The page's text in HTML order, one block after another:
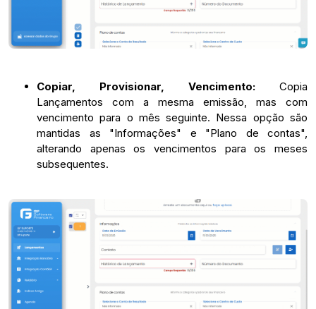
Copiar, Provisionar, Vencimento: Copia
Lançamentos com a mesma emissão, mas com
vencimento para o mês seguinte. Nessa opção são
mantidas as "Informações" e "Plano de contas",
alterando apenas os vencimentos para os meses
subsequentes.